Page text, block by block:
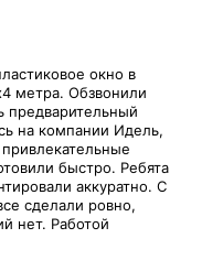
окно в
метра. Обзвонили
предварительный
на компании Идель,
быстро. Ребята
аккуратно. С
сделали ровно,
нет. Работой